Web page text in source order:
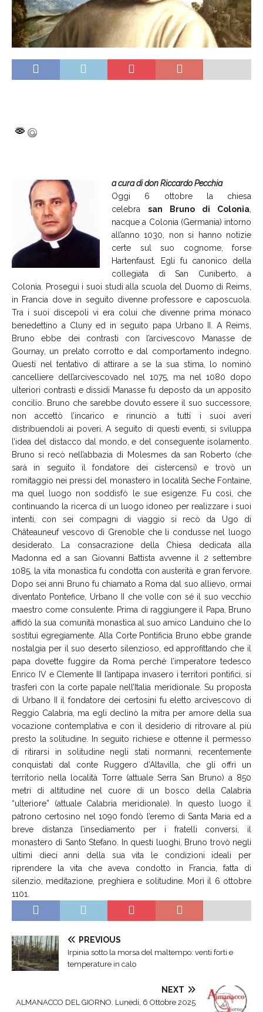
a cura di don Riccardo Pecchia
Oggi 6 ottobre la chiesa
celebra san Bruno di Colonia
nacque a Colonia (Germania) intorno
all’anno 1030, non si hanno notizie
certe sul suo cognome, forse
Hartenfaust. Egli fu canonico della
collegiata di San Cuniberto, a
Colonia. Proseguì i suoi studi alla scuola del Duomo di Reims,
in Francia dove in seguito divenne professore e caposcuola.
Tra i suoi discepoli vi era colui che divenne prima monaco
benedettino a Cluny ed in seguito papa Urbano II. A Reims,
Bruno ebbe dei contrasti con l’arcivescovo Manasse de
Gournay, un prelato corrotto e dal comportamento indegno.
Questi nel tentativo di attirare a se la sua stima, lo nominò
cancelliere dell’arcivescovado nel 1075, ma nel 1080 dopo
ulteriori contrasti e dissidi Manasse fu deposto da un apposito
concilio. Bruno che sarebbe dovuto essere il suo successore,
non accettò l’incarico e rinunciò a tutti i suoi averi
distribuendoli ai poveri. A seguito di questi eventi, si sviluppa
l’idea del distacco dal mondo, e del conseguente isolamento.
Bruno si recò nell’abbazia di Molesmes da san Roberto (che
sarà in seguito il fondatore dei cistercensi) e trovò un
romitaggio nei pressi del monastero in località Seche Fontaine,
ma quel luogo non soddisfò le sue esigenze. Fu così, che
continuando la ricerca di un luogo idoneo per realizzare i suoi
intenti, con sei compagni di viaggio si recò da Ugo di
Châteauneuf vescovo di Grenoble che li condusse nel luogo
desiderato. La consacrazione della Chiesa dedicata alla
Madonna ed a san Giovanni Battista avvenne il 2 settembre
1085, la vita monastica fu condotta con austerità e gran fervore.
Dopo sei anni Bruno fu chiamato a Roma dal suo allievo, ormai
diventato Pontefice, Urbano II che volle con sé il suo vecchio
maestro come consulente. Prima di raggiungere il Papa, Bruno
affidò la sua comunità monastica al suo amico Landuino che lo
sostituì egregiamente. Alla Corte Pontificia Bruno ebbe grande
nostalgia per il suo deserto silenzioso, ed approfittando che il
papa dovette fuggire da Roma perché l’imperatore tedesco
Enrico IV e Clemente III l’antipapa invasero i territori pontifici, si
trasferì con la corte papale nell’Italia meridionale. Su proposta
di Urbano II il fondatore dei certosini fu eletto arcivescovo di
Reggio Calabria, ma egli declinò la mitra per amore della sua
vocazione contemplativa e con il desiderio di ritrovare al più
presto la solitudine. In seguito richiese e ottenne il permesso
di ritirarsi in solitudine negli stati normanni, recentemente
conquistati dal conte Ruggero d’Altavilla, che gli offrì un
territorio nella località Torre (attuale Serra San Bruno) a 850
metri di altitudine nel cuore di un bosco della Calabria
“ulteriore” (attuale Calabria meridionale). In questo luogo il
patrono certosino nel 1090 fondò l’eremo di Santa Maria ed a
breve distanza l’insediamento per i fratelli conversi, il
monastero di Santo Stefano. In questi luoghi, Bruno trovò negli
ultimi dieci anni della sua vita le condizioni ideali per
riprendere la vita che aveva condotto in Francia, fatta di
silenzio, meditazione, preghiera e solitudine. Morì il 6 ottobre
1101.
PREVIOUS
Irpinia sotto la morsa del maltempo: venti forti e
temperature in calo
NEXT
ALMANACCO DEL GIORNO. Lunedí, 6 Ottobre 2025